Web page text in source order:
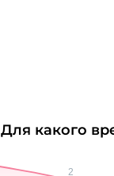
Для какого